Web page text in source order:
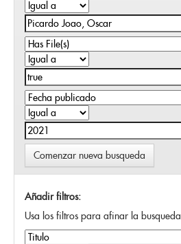
Comenzar nueva busqueda
Añadir filtros:
Usa los filtros para afinar la busqueda.